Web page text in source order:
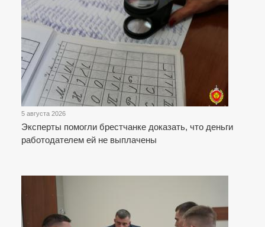
5 августа 2026
Эксперты помогли брестчанке доказать, что деньги
работодателем ей не выплачены